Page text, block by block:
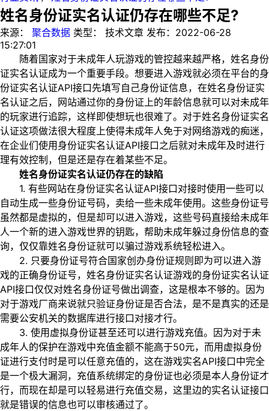
姓名身份证实名认证仍存在哪些不足?
来源： 聚合数据 类型： 技术文章 发布： 2022-06-28
15:27:01
随着国家对于未成年人玩游戏的管控越来越严格，姓名身份
证实名认证成为一个重要手段。想要进入游戏就必须在平台的身
份证实名认证API接口先填写自己身份证信息，在姓名身份证实
名认证之后，网站通过你的身份证上的年龄信息就可以对未成年
的玩家进行追踪，这样即使想玩也很难了。对于姓名身份证实名
认证这项做法很大程度上使得未成年人免于对网络游戏的痴迷，
在企业们使用身份证实名认证API接口之后就对未成年及时进行
理有效控制，但是还是存在着某些不足。
姓名身份证实名认证仍存在的缺陷
1. 有些网站在身份证实名认证API接口对接时使用一些可以
自动生成一些身份证号码，卖给一些未成年使用。这些身份证号
虽然都是虚拟的，但是却可以进入游戏，这些号码直接给未成年
人一个新的进入游戏世界的钥匙，帮助未成年躲过身份信息的查
询，仅仅靠姓名身份证就可以骗过游戏系统轻松进入。
2. 只要身份证号符合国家创办身份证规则即为可以进入游
戏的正确身份证号，姓名身份证实名认证游戏的身份证实名认证
API接口仅仅对姓名身份证号做出调查，这是根本不够的。因为
对于游戏厂商来说就只验证身份证是否合法，是不是真实的还是
需要公安机关的数据库进行接口对接才行。
3. 使用虚拟身份证甚至还可以进行游戏充值。因为对于未
成年人的保护在游戏中充值金额不能高于50元，而用虚拟身份
证进行支付时是可以任意充值的，这在游戏实名API接口中完全
是一个极大漏洞，充值系统绑定的身份证也必须是本人身份证才
行，而现在却是可以轻易进行充值交易，这里边的实名认证接口
就是错误的信息也可以审核通过了。